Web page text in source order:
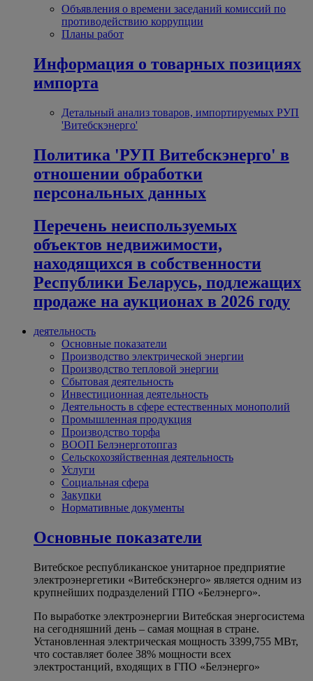
Объявления о времени заседаний комиссий по
противодействию коррупции
Планы работ
Информация о товарных позициях
импорта
Детальный анализ товаров, импортируемых РУП
'Витебскэнерго'
Политика 'РУП Витебскэнерго' в
отношении обработки
персональных данных
Перечень неиспользуемых
объектов недвижимости,
находящихся в собственности
Республики Беларусь, подлежащих
продаже на аукционах в 2026 году
деятельность
Основные показатели
Производство электрической энергии
Производство тепловой энергии
Сбытовая деятельность
Инвестиционная деятельность
Деятельность в сфере естественных монополий
Промышленная продукция
Производство торфа
ВООП Белэнерготопгаз
Сельскохозяйственная деятельность
Услуги
Социальная сфера
Закупки
Нормативные документы
Основные показатели
Витебское республиканское унитарное предприятие
электроэнергетики «Витебскэнерго» является одним из
крупнейших подразделений ГПО «Белэнерго».
По выработке электроэнергии Витебская энергосистема
на сегодняшний день – самая мощная в стране.
Установленная электрическая мощность 3399,755 МВт,
что составляет более 38% мощности всех
электростанций, входящих в ГПО «Белэнерго»